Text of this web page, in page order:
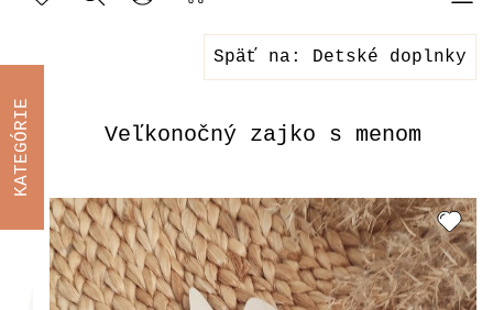
Späť na: Detské doplnky
Veľkonočný zajko s menom
KATEGÓRIE